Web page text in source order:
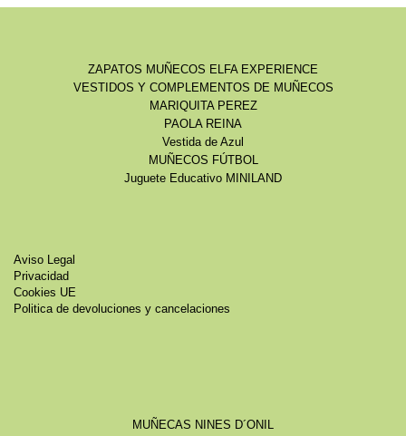
ZAPATOS MUÑECOS ELFA EXPERIENCE
VESTIDOS Y COMPLEMENTOS DE MUÑECOS
MARIQUITA PEREZ
PAOLA REINA
Vestida de Azul
MUÑECOS FÚTBOL
Juguete Educativo MINILAND
Aviso Legal
Privacidad
Cookies UE
Politica de devoluciones y cancelaciones
MUÑECAS NINES D´ONIL